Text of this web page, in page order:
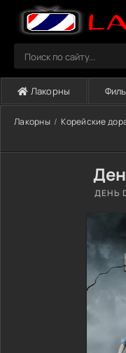
Лакорны
Лакорны Корейские
ДЕНЬ